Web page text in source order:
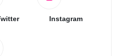
Instagram